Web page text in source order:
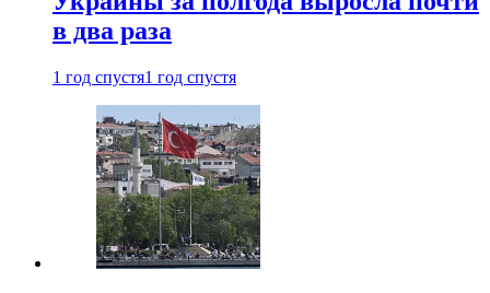
в два раза
1 год спустя1 год спустя